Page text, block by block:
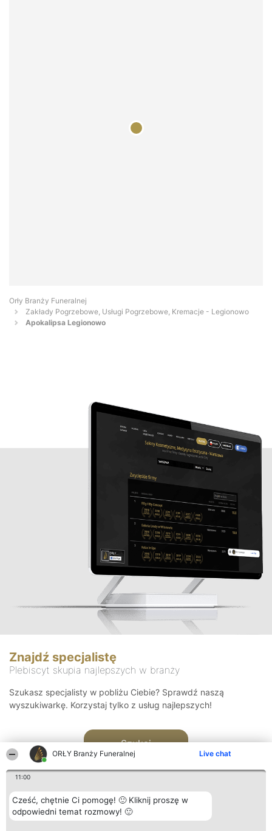
ORŁY Branży Funeralnej Live chat
11:00
Cześć, chętnie Ci pomogę! 🙂 Kliknij proszę w
odpowiedni temat rozmowy! 🙂
Orły Branży Funeralnej
Zakłady Pogrzebowe, Usługi Pogrzebowe, Kremacje - Legionowo
Apokalipsa Legionowo
Znajdź specjalistę
Plebiscyt skupia najlepszych w branży
Szukasz specjalisty w pobliżu Ciebie? Sprawdź naszą
wyszukiwarkę. Korzystaj tylko z usług najlepszych!
Szukaj